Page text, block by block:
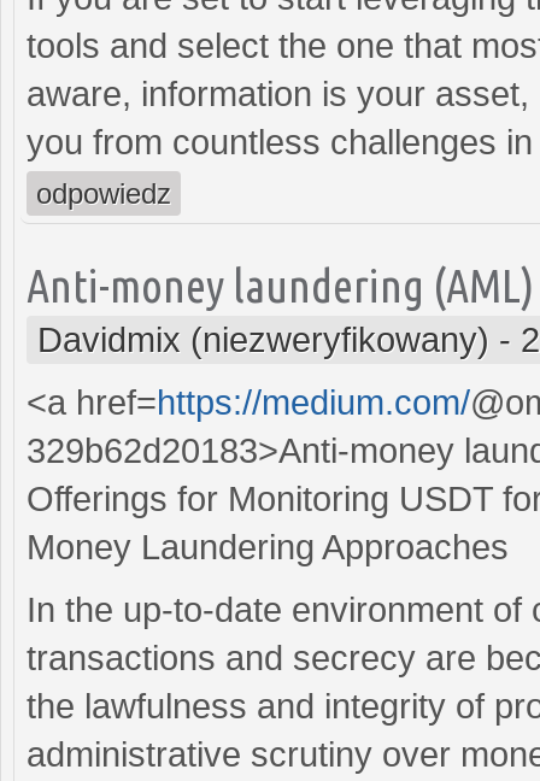
tools and select the one that
aware, information is your
you from countless challenges
odpowiedz
Anti-money laundering (AML)
Davidmix (niezweryfikowany) -
<a href=https://medium.com/
329b62d20183>Anti-money
Offerings for Monitoring USDT
Money Laundering Approaches
In the up-to-date environment
transactions and secrecy are
the lawfulness and integrity of
administrative scrutiny over